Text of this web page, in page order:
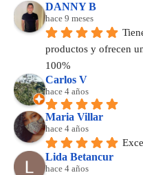
DANNY B
hace 9 meses
productos y ofrecen
100%
Carlos V
hace 4 años
Maria Villar
hace 4 años
Lida Betancur
hace 4 años